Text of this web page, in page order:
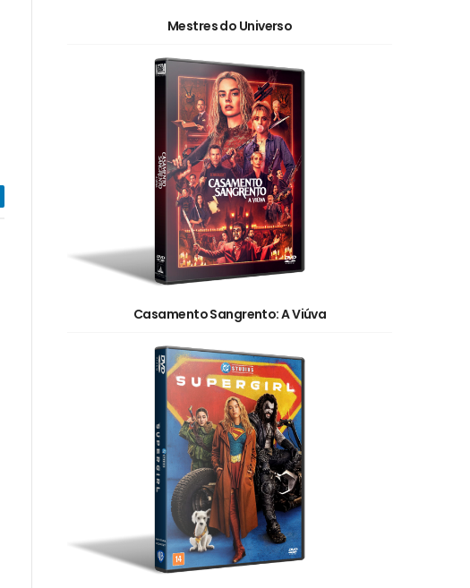
Mestres do Universo
Casamento Sangrento: A Viúva